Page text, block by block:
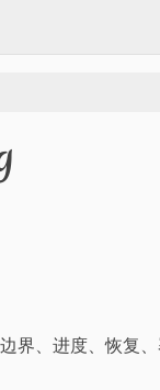
界、进度、恢复